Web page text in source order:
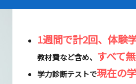
1週間で計2回、体験
教材費など含め、 すべて
学力診断テストで現在の